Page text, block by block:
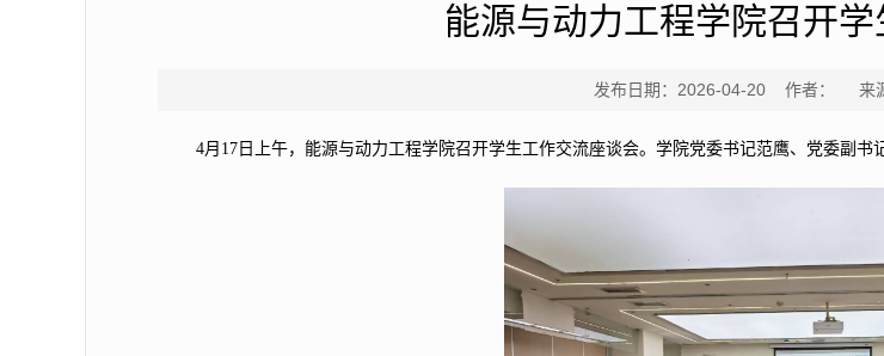
能源与动力工程学院召开
发布日期：2026-04-20 作者： 来
4月17日上午，能源与动力工程学院召开学生工作交流座谈会。学院党委书记范鹰、党委副书